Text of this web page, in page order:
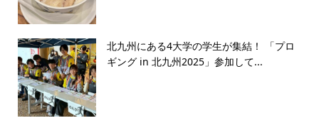
北九州にある4大学の学生が集結！ 「プロ
ギング in 北九州2025」参加して...